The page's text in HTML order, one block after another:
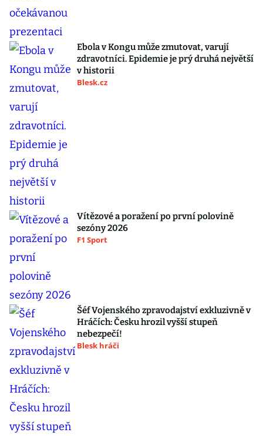
Ebola v Kongu může zmutovat, varují
zdravotníci. Epidemie je prý druhá největší
v historii
Blesk.cz
Vítězové a poražení po první polovině
sezóny 2026
F1 Sport
Šéf Vojenského zpravodajství exkluzivně v
Hráčích: Česku hrozil vyšší stupeň
nebezpečí!
Blesk hráči